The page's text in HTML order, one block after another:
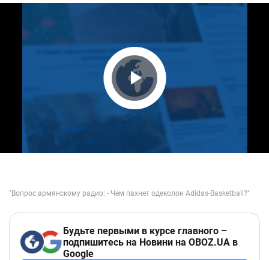
Play Video
Будьте первыми в курсе главного –
подпишитесь на Новини на OBOZ.UA в
Google